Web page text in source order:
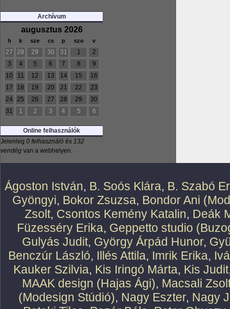
Archívum
augusztus 2026
h k sze cs p szo v
27 28 29 30 31 1
2
3
4 5 6 7 8
9
10
11 12 13 14 15
16
17
18 19 20 21 22
23
24
25 26 27 28 29
30
31
1 2 3 4 5 6
Online felhasználók
Jelenleg 0 felhasználó és 132
vendég van a webhelyen.
Ágoston István, B. Soós Klára, B. Szabó
Gyöngyi, Bokor Zsuzsa, Bondor Ani
Zsolt, Csontos Kemény Katalin, Deák
Füzesséry Erika, Geppetto studio
Gulyás Judit, György Árpád Hunor,
Benczúr László, Illés Attila, Imrik Erika,
Kauker Szilvia, Kis Iringó Márta, Kis Judit
MAAK design (Hajas Ági), Macsali
(Modesign Stúdió), Nagy Eszter, Nagy